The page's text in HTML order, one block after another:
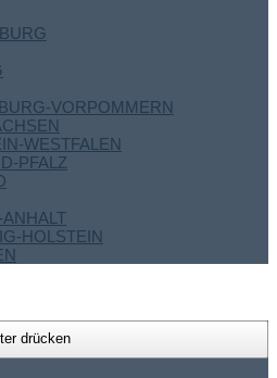
VORPOMMERN
WESTFALEN
PFALZ
HOLSTEIN